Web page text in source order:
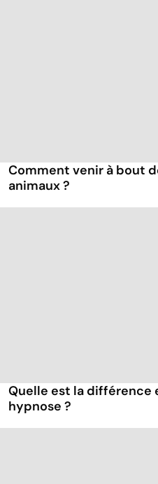
Comment venir à bout
animaux ?
Quelle est la différence
hypnose ?